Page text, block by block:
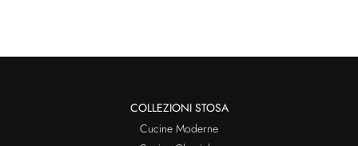
COLLEZIONI STOSA
Cucine Moderne